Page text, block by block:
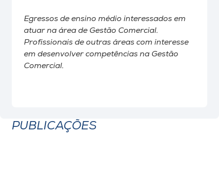
Egressos de ensino médio interessados em
atuar na área de Gestão Comercial.
Profissionais de outras áreas com interesse
em desenvolver competências na Gestão
Comercial.
PUBLICAÇÕES